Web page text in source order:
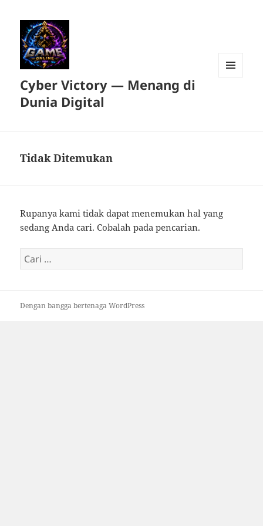
Cyber Victory — Menang di
Dunia Digital
Tidak Ditemukan
Rupanya kami tidak dapat menemukan hal yang
sedang Anda cari. Cobalah pada pencarian.
Cari
untuk:
Dengan bangga bertenaga WordPress